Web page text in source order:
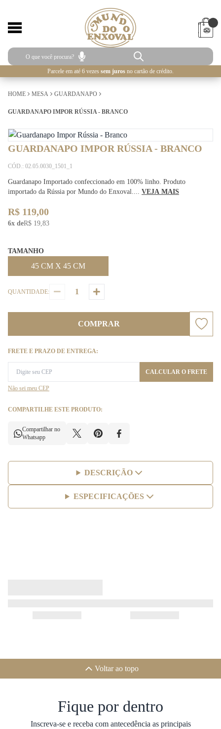
Parcele em até 6 vezes sem juros no cartão de crédito.
HOME MESA GUARDANAPO
GUARDANAPO IMPOR RÚSSIA - BRANCO
GUARDANAPO IMPOR RÚSSIA - BRANCO
CÓD.: 02.05.0030_1501_1
Guardanapo Importado confeccionado em 100% linho. Produto
importado da Rússia por Mundo do Enxoval.... VEJA MAIS
R$ 119,00
6x deR$ 19,83
TAMANHO
45 CM X 45 CM
QUANTIDADE:
COMPRAR
FRETE E PRAZO DE ENTREGA:
CALCULAR O FRETE
Não sei meu CEP
COMPARTILHE ESTE PRODUTO:
Compartilhar no
Whatsapp
DESCRIÇÃO
ESPECIFICAÇÕES
Voltar ao topo
Fique por dentro
Inscreva-se e receba com antecedência as principais